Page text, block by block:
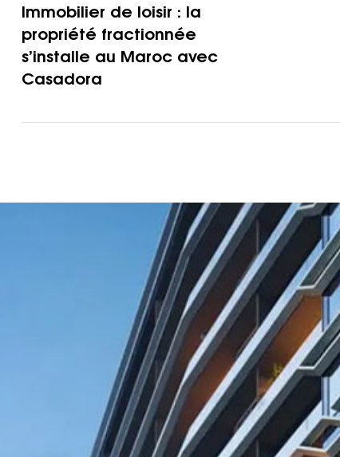
Immobilier de loisir : la
propriété fractionnée
s’installe au Maroc avec
Casadora